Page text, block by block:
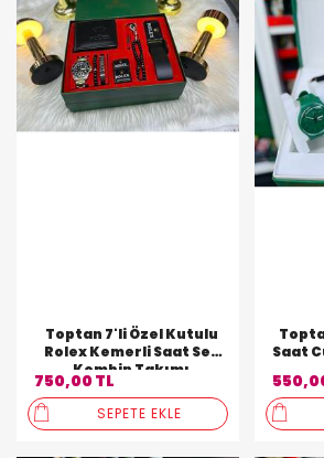
Toptan 7'li Özel Kutulu
Rolex Kemerli Saat Set
Kombin Takımı
750,00 TL
SEPETE EKLE
Saat